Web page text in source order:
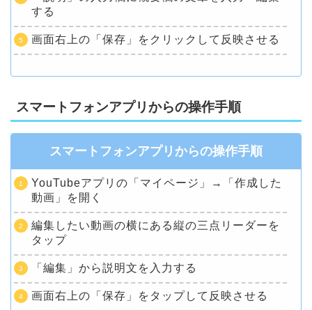
する
画面右上の「保存」をクリックして反映させる
スマートフォンアプリからの操作手順
スマートフォンアプリからの操作手順
YouTubeアプリの「マイページ」→「作成した
動画」を開く
編集したい動画の横にある縦の三点リーダーを
タップ
「編集」から説明文を入力する
画面右上の「保存」をタップして反映させる